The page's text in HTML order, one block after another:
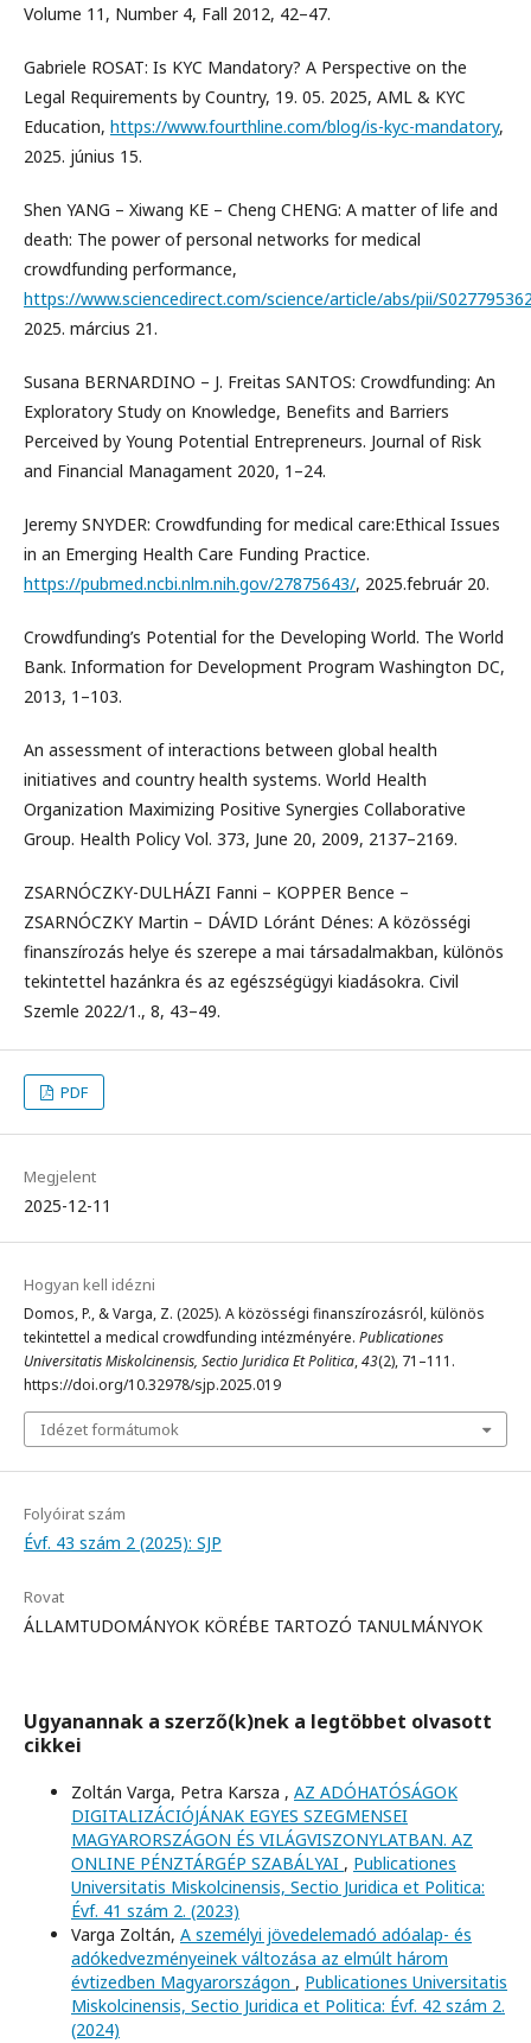
Volume 11, Number 4, Fall 2012, 42–47.
Gabriele ROSAT: Is KYC Mandatory? A Perspective on the
Legal Requirements by Country, 19. 05. 2025, AML & KYC
Education, https://www.fourthline.com/blog/is-kyc-mandatory,
2025. június 15.
Shen YANG – Xiwang KE – Cheng CHENG: A matter of life and
death: The power of personal networks for medical
crowdfunding performance,
https://www.sciencedirect.com/science/article/abs/pii/
2025. március 21.
Susana BERNARDINO – J. Freitas SANTOS: Crowdfunding: An
Exploratory Study on Knowledge, Benefits and Barriers
Perceived by Young Potential Entrepreneurs. Journal of Risk
and Financial Managament 2020, 1–24.
Jeremy SNYDER: Crowdfunding for medical care:Ethical Issues
in an Emerging Health Care Funding Practice.
https://pubmed.ncbi.nlm.nih.gov/27875643/, 2025.február 20.
Crowdfunding’s Potential for the Developing World. The World
Bank. Information for Development Program Washington DC,
2013, 1–103.
An assessment of interactions between global health
initiatives and country health systems. World Health
Organization Maximizing Positive Synergies Collaborative
Group. Health Policy Vol. 373, June 20, 2009, 2137–2169.
ZSARNÓCZKY-DULHÁZI Fanni – KOPPER Bence –
ZSARNÓCZKY Martin – DÁVID Lóránt Dénes: A közösségi
finanszírozás helye és szerepe a mai társadalmakban, különös
tekintettel hazánkra és az egészségügyi kiadásokra. Civil
Szemle 2022/1., 8, 43–49.
PDF
Megjelent
2025-12-11
Hogyan kell idézni
Domos, P., & Varga, Z. (2025). A közösségi finanszírozásról, különös
tekintettel a medical crowdfunding intézményére. Publicationes
Universitatis Miskolcinensis, Sectio Juridica Et Politica,43(2), 71–111.
https://doi.org/10.32978/sjp.2025.019
Idézet formátumok
Folyóirat szám
Évf. 43 szám 2 (2025): SJP
Rovat
ÁLLAMTUDOMÁNYOK KÖRÉBE TARTOZÓ TANULMÁNYOK
Ugyanannak a szerző(k)nek a legtöbbet olvasott
cikkei
Zoltán Varga, Petra Karsza , AZ ADÓHATÓSÁGOK
DIGITALIZÁCIÓJÁNAK EGYES SZEGMENSEI
MAGYARORSZÁGON ÉS VILÁGVISZONYLATBAN. AZ
ONLINE PÉNZTÁRGÉP SZABÁLYAI , Publicationes
Universitatis Miskolcinensis, Sectio Juridica et Politica:
Évf. 41 szám 2. (2023)
Varga Zoltán, A személyi jövedelemadó adóalap- és
adókedvezményeinek változása az elmúlt három
évtizedben Magyarországon , Publicationes Universitatis
Miskolcinensis, Sectio Juridica et Politica: Évf. 42 szám 2.
(2024)